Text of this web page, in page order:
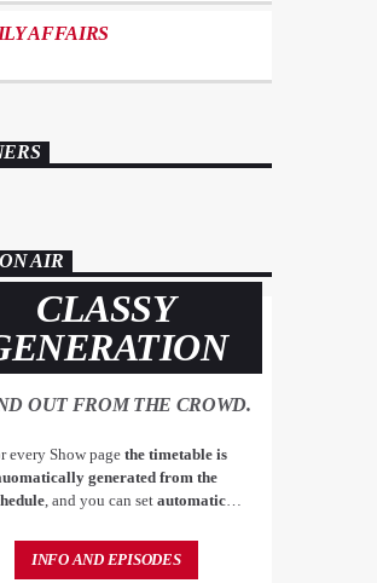
AFFAIRS
AIR
CLASSY
OUT FROM THE CROWD.
every Show page the timetable is
generated from the
, and you can set automatic
choosing a category. Curabitur
felis. Sed justo mauris, auctor eget
INFO AND EPISODES